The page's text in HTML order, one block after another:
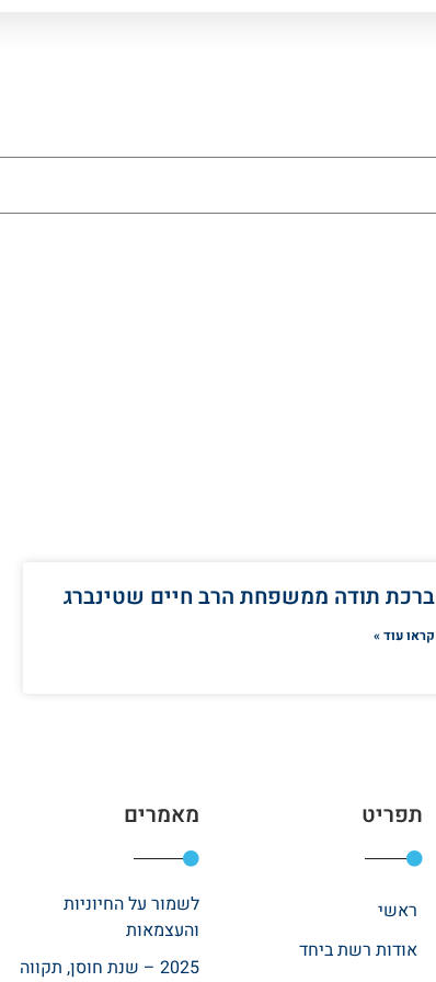
ברכת תודה ממשפחת הרב חיים שטינברג
קראו עוד »
תפריט
ראשי
אודות רשת ביחד
מאמרים
לשמור על החיוניות
והעצמאות
2025 – שנת חוסן, תקווה